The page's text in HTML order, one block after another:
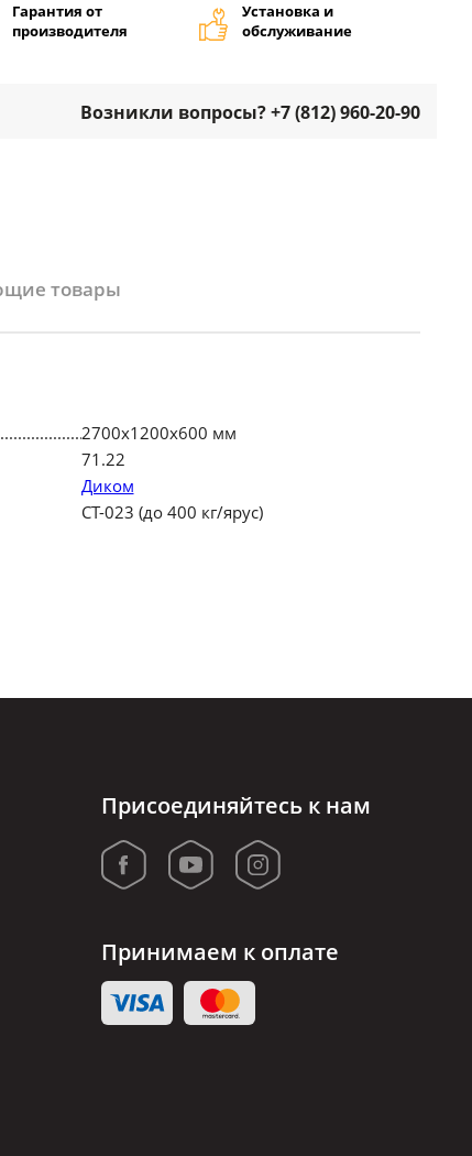
Гарантия от
производителя
Установка и
обслуживание
Возникли вопросы? +7 (812) 960-20-90
товары
2700х1200х600 мм
71.22
Диком
СТ-023 (до 400 кг/ярус)
Присоединяйтесь к нам
Принимаем к оплате